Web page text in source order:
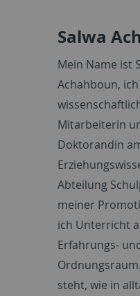
Salwa
Mein Name ist
Achahboun,
Mitarbeiterin
Doktorandin
Abteilung
meiner
ich Unterricht
Erfahrungs-
steht, wie in